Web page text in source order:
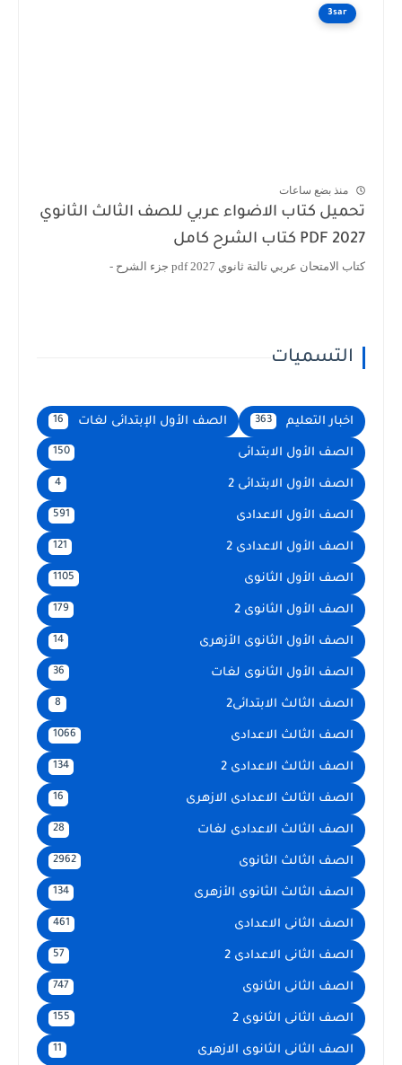
3sar
منذ بضع ساعات
تحميل كتاب الاضواء عربي للصف الثالث الثانوي
2027 PDF كتاب الشرح كامل
كتاب الامتحان عربي تالتة ثانوي 2027 pdf جزء الشرح -
التسميات
اخبار التعليم 363 الصف الأول الإبتدائى لغات 16
الصف الأول الابتدائى 150
الصف الأول الابتدائى 2 4
الصف الأول الاعدادى 591
الصف الأول الاعدادى 2 121
الصف الأول الثانوى 1105
الصف الأول الثانوى 2 179
الصف الأول الثانوى الأزهرى 14
الصف الأول الثانوى لغات 36
الصف الثالث الابتدائى2 8
الصف الثالث الاعدادى 1066
الصف الثالث الاعدادى 2 134
الصف الثالث الاعدادى الازهرى 16
الصف الثالث الاعدادى لغات 28
الصف الثالث الثانوى 2962
الصف الثالث الثانوى الأزهرى 134
الصف الثانى الاعدادى 461
الصف الثانى الاعدادى 2 57
الصف الثانى الثانوى 747
الصف الثانى الثانوى 2 155
الصف الثانى الثانوى الازهرى 11